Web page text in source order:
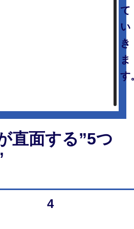
て
い
き
ま
す
直面する”5つ
4